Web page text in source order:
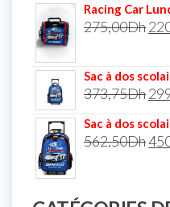
Racing Car
275,00Dh
Sac à dos
373,75Dh
Sac à dos
562,50Dh